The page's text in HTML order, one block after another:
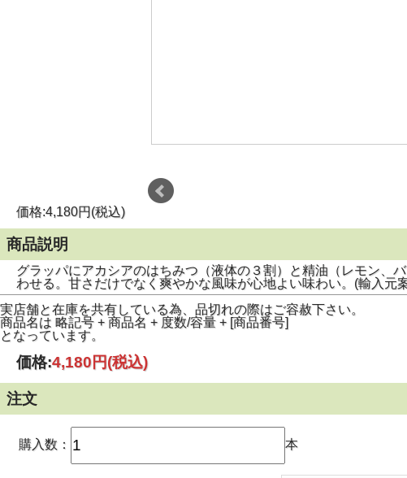
価格:4,180円(税込)
商品説明
グラッパにアカシアのはちみつ（液体の３割）と精油（レモン、
わせる。甘さだけでなく爽やかな風味が心地よい味わい。(輸入元
実店舗と在庫を共有している為、品切れの際はご容赦下さい。
商品名は 略記号 + 商品名 + 度数/容量 + [商品番号]
となっています。
価格:4,180円(税込)
注文
購入数： 本